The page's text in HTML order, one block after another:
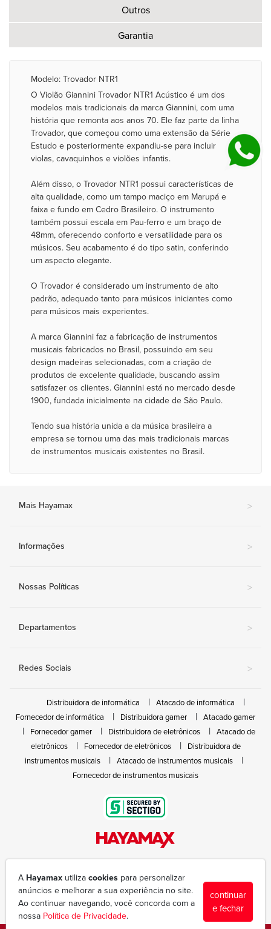
Outros
Garantia
Modelo: Trovador NTR1
O Violão Giannini Trovador NTR1 Acústico é um dos
modelos mais tradicionais da marca Giannini, com uma
história que remonta aos anos 70. Ele faz parte da linha
Trovador, que começou como uma extensão da Série
Estudo e posteriormente expandiu-se para incluir
violas, cavaquinhos e violões infantis.
Além disso, o Trovador NTR1 possui características de
alta qualidade, como um tampo maciço em Marupá e
faixa e fundo em Cedro Brasileiro. O instrumento
também possui escala em Pau-ferro e um braço de
48mm, oferecendo conforto e versatilidade para os
músicos. Seu acabamento é do tipo satin, conferindo
um aspecto elegante.
O Trovador é considerado um instrumento de alto
padrão, adequado tanto para músicos iniciantes como
para músicos mais experientes.
A marca Giannini faz a fabricação de instrumentos
musicais fabricados no Brasil, possuindo em seu
design madeiras selecionadas, com a criação de
produtos de excelente qualidade, buscando assim
satisfazer os clientes. Giannini está no mercado desde
1900, fundada inicialmente na cidade de São Paulo.
Tendo sua história unida a da música brasileira a
empresa se tornou uma das mais tradicionais marcas
de instrumentos musicais existentes no Brasil.
Mais Hayamax >
Informações >
Nossas Políticas >
Departamentos >
Redes Sociais >
Distribuidora de informática
Atacado de informática
Fornecedor de informática
Distribuidora gamer
Atacado gamer
Fornecedor gamer
Distribuidora de eletrônicos
Atacado de
eletrônicos
Fornecedor de eletrônicos
Distribuidora de
instrumentos musicais
Atacado de instrumentos musicais
Fornecedor de instrumentos musicais
(43) 3377-6600
hayamax@hayamax.com.br
Segunda à sexta das 8:00 às 18:00
A Hayamax utiliza cookies para personalizar
anúncios e melhorar a sua experiência no site.
Ao continuar navegando, você concorda com a
nossa Política de Privacidade.
continuar
e fechar